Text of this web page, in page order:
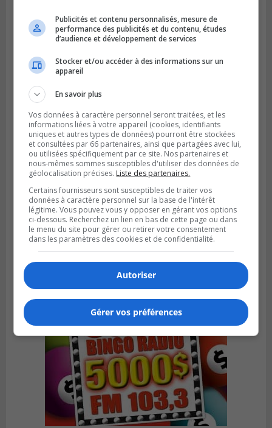
Publié le 4 août 2026 à 14h02
Saint-Constant signe une nouvelle
convention pour le bien de la population
SAINT-LAMBERT
Publié le 4 août 2026 à 12h00
Une conseillère de Saint-Lambert craint le
développement de MET
Publicités et contenu personnalisés, mesure de
performance des publicités et du contenu, études
d’audience et développement de services
Stocker et/ou accéder à des informations sur un
appareil
En savoir plus
Vos données à caractère personnel seront traitées, et les
informations liées à votre appareil (cookies, identifiants
uniques et autres types de données) pourront être stockées
et consultées par 66 partenaires, ainsi que partagées avec lui,
ou utilisées spécifiquement par ce site. Nos partenaires et
nous-mêmes sommes susceptibles d'utiliser des données de
géolocalisation précises. Liste des partenaires.
Certains fournisseurs sont susceptibles de traiter vos
données à caractère personnel sur la base de l'intérêt
légitime. Vous pouvez vous y opposer en gérant vos options
ci-dessous. Recherchez un lien en bas de cette page ou dans
le menu du site pour gérer ou retirer votre consentement
dans les paramètres des cookies et de confidentialité.
Autoriser
Gérer vos préférences